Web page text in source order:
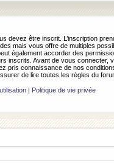
devez être inscrit. L’inscription
mais vous offre de multiples
également accorder des
inscrits. Avant de vous connecter,
pris connaissance de nos
de lire toutes les règles du
| Politique de vie privée